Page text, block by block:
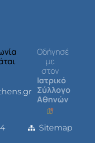
Οδήγησέ
με
στον
Ιατρικό
Σύλλογο
Αθηνών
Sitemap